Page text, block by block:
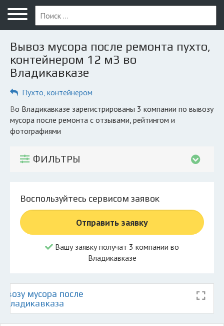
Меню
Главная
Вопрос юристу
Владикавказ
ПОЛЬЗОВАТЕЛЯМ
Компании
Экоблог
Личный кабинет
Вывоз мусора после ремонта пухто,
контейнером 12 м3 во
Владикавказе
Пухто, контейнером
во Владикавказе зарегистрированы 3 компании по вывозу
мусора после ремонта с отзывами, рейтингом и
фотографиями
ФИЛЬТРЫ
Воспользуйтесь сервисом заявок
Отправить заявку
Вашу заявку получат 3 компании во
Владикавказе
мусора после
Владикавказа